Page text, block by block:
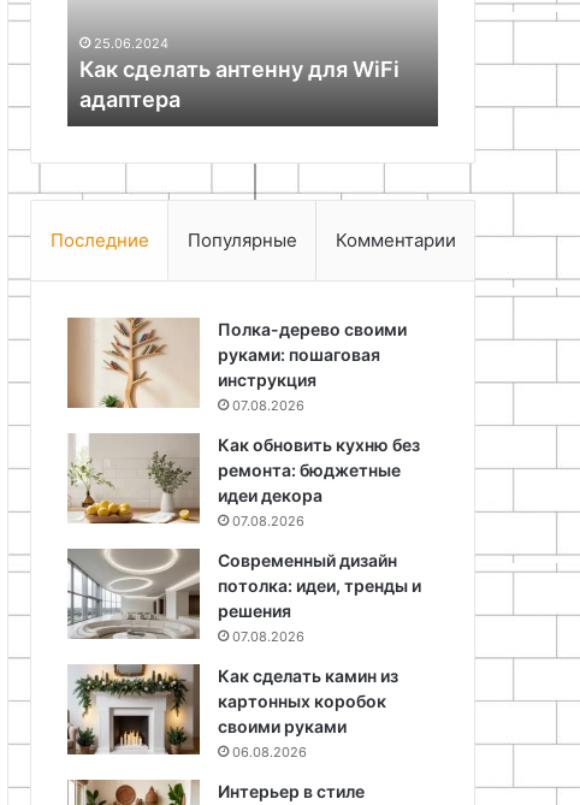
25.06.2024
Как сделать антенну для WiFi
адаптера
Поделки
Последние Популярные Комментарии
Полка-дерево своими
руками: пошаговая
инструкция
07.08.2026
Как обновить кухню без
ремонта: бюджетные
идеи декора
07.08.2026
Современный дизайн
потолка: идеи, тренды и
решения
07.08.2026
Как сделать камин из
картонных коробок
своими руками
06.08.2026
Интерьер в стиле